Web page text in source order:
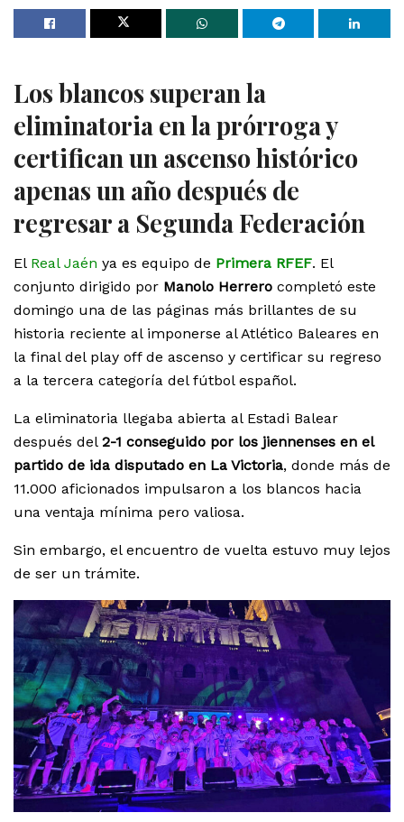
Los blancos superan la
eliminatoria en la prórroga y
certifican un ascenso histórico
apenas un año después de
regresar a Segunda Federación
El Real Jaén ya es equipo de Primera RFEF. El
conjunto dirigido por Manolo Herrero completó este
domingo una de las páginas más brillantes de su
historia reciente al imponerse al Atlético Baleares en
la final del play off de ascenso y certificar su regreso
a la tercera categoría del fútbol español.
La eliminatoria llegaba abierta al Estadi Balear
después del 2-1 conseguido por los jiennenses en el
partido de ida disputado en La Victoria, donde más de
11.000 aficionados impulsaron a los blancos hacia
una ventaja mínima pero valiosa.
Sin embargo, el encuentro de vuelta estuvo muy lejos
de ser un trámite.